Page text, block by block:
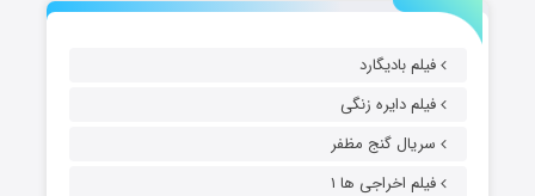
فیلم بادیگارد
فیلم دایره زنگی
سریال گنج مظفر
فیلم اخراجی ها ۱